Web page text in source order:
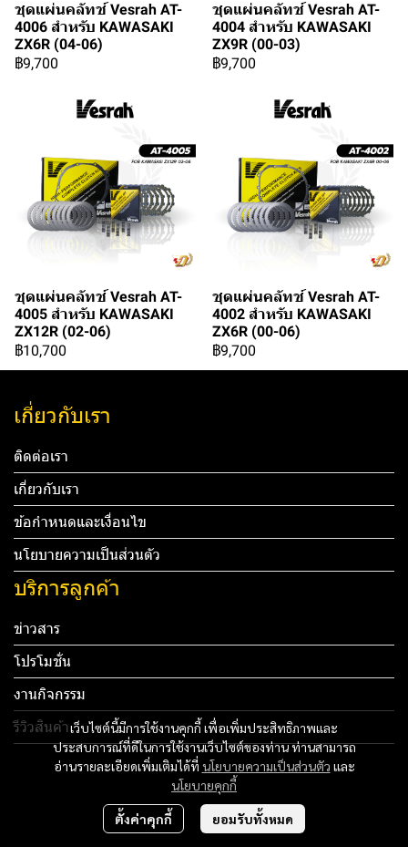
ชุดแผ่นคลัทช์ Vesrah AT-
4006 สำหรับ KAWASAKI
ZX6R (04-06)
฿9,700
ชุดแผ่นคลัทช์ Vesrah AT-
4004 สำหรับ KAWASAKI
ZX9R (00-03)
฿9,700
ชุดแผ่นคลัทช์ Vesrah AT-
4005 สำหรับ KAWASAKI
ZX12R (02-06)
฿10,700
ชุดแผ่นคลัทช์ Vesrah AT-
4002 สำหรับ KAWASAKI
ZX6R (00-06)
฿9,700
เว็บไซต์นี้มีการใช้งานคุกกี้ เพื่อเพิ่มประสิทธิภาพและ
ประสบการณ์ที่ดีในการใช้งานเว็บไซต์ของท่าน ท่านสามารถ
อ่านรายละเอียดเพิ่มเติมได้ที่ นโยบายความเป็นส่วนตัว และ
นโยบายคุกกี้
ตั้งค่าคุกกี้ ยอมรับทั้งหมด
เกี่ยวกับเรา
ติดต่อเรา
เกี่ยวกับเรา
ข้อกำหนดและเงื่อนไข
นโยบายความเป็นส่วนตัว
บริการลูกค้า
ข่าวสาร
โปรโมชั่น
งานกิจกรรม
รีวิวสินค้า
Tel: 012 345 67890 Email: mail@yourdomain.com